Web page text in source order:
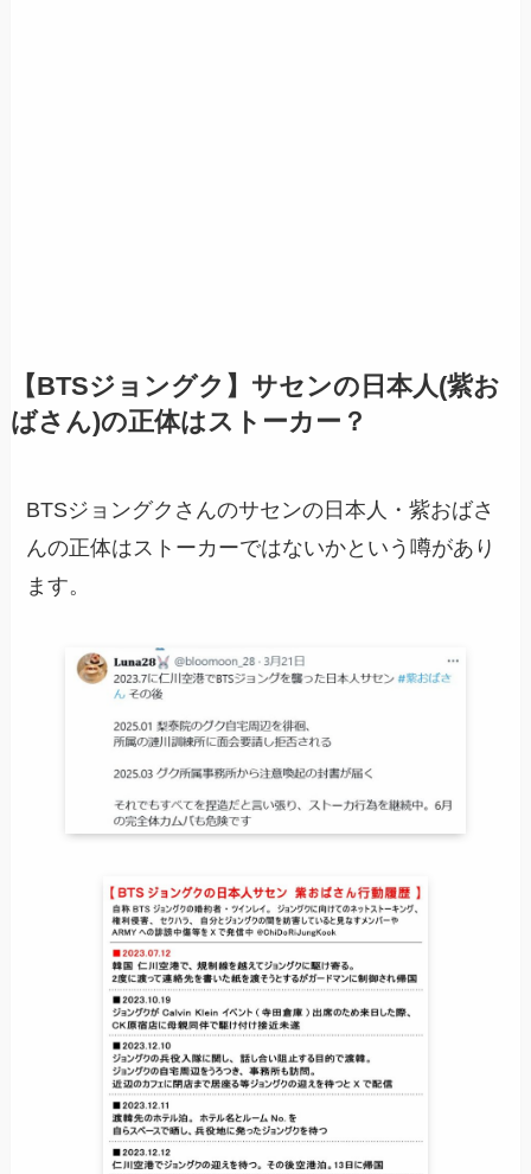
【BTSジョングク】サセンの日本人(紫お
ばさん)の正体はストーカー？
BTSジョングクさんのサセンの日本人・紫おばさ
んの正体はストーカーではないかという噂があり
ます。